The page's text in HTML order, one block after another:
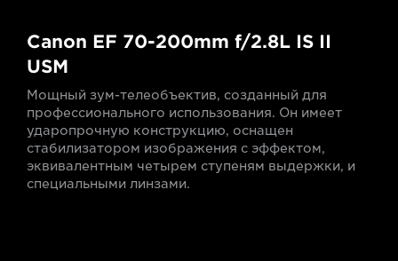
Canon EF 70-200mm f/2.8L IS II
USM
Мощный зум-телеобъектив, созданный для
профессионального использования. Он имеет
ударопрочную конструкцию, оснащен
стабилизатором изображения с эффектом,
эквивалентным четырем ступеням выдержки, и
специальными линзами.